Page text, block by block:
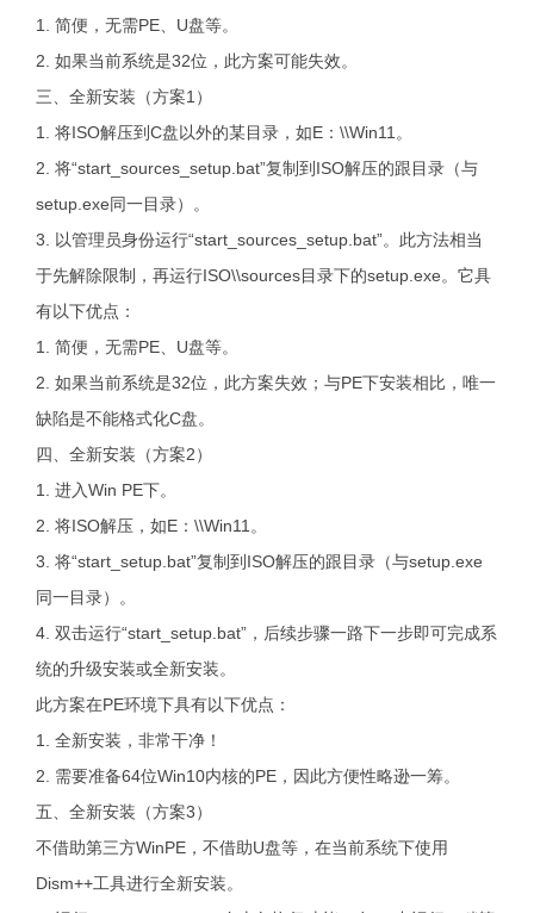
1. 简便，无需PE、U盘等。
2. 如果当前系统是32位，此方案可能失效。
三、全新安装（方案1）
1. 将ISO解压到C盘以外的某目录，如E：\\Win11。
2. 将“start_sources_setup.bat”复制到ISO解压的跟目录（与
setup.exe同一目录）。
3. 以管理员身份运行“start_sources_setup.bat”。此方法相当
于先解除限制，再运行ISO\\sources目录下的setup.exe。它具
有以下优点：
1. 简便，无需PE、U盘等。
2. 如果当前系统是32位，此方案失效；与PE下安装相比，唯一
缺陷是不能格式化C盘。
四、全新安装（方案2）
1. 进入Win PE下。
2. 将ISO解压，如E：\\Win11。
3. 将“start_setup.bat”复制到ISO解压的跟目录（与setup.exe
同一目录）。
4. 双击运行“start_setup.bat”，后续步骤一路下一步即可完成系
统的升级安装或全新安装。
此方案在PE环境下具有以下优点：
1. 全新安装，非常干净！
2. 需要准备64位Win10内核的PE，因此方便性略逊一筹。
五、全新安装（方案3）
不借助第三方WinPE，不借助U盘等，在当前系统下使用
Dism++工具进行全新安装。